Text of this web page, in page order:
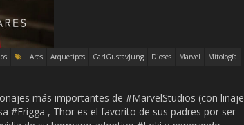
Ares Arquetipos CarlGustavJung Dioses Marvel
Mitología
más importantes de #MarvelStudios (con linaje
#Frigga , Thor es el favorito de sus padres por ser